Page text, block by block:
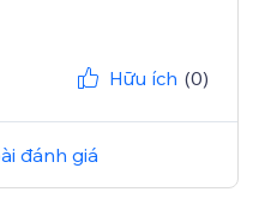
Hữu ích (0)
đánh giá